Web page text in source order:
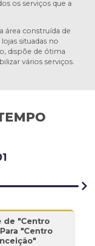
os serviços que a
construída de
situadas no
dispõe de ótima
vários serviços.
de "Centro
"Centro